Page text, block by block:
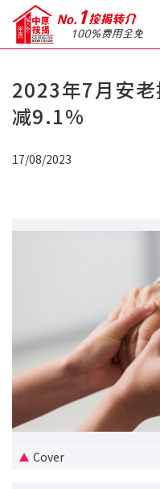
关于我们
优惠礼遇
新盘优越按揭优惠
中原按揭标签优惠
推荐齐齐友赏
2023年7月安
减9.1%
17/08/2023
Cover